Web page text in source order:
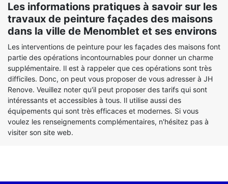
Les informations pratiques à savoir sur les
travaux de peinture façades des maisons
dans la ville de Menomblet et ses environs
Les interventions de peinture pour les façades des maisons font
partie des opérations incontournables pour donner un charme
supplémentaire. Il est à rappeler que ces opérations sont très
difficiles. Donc, on peut vous proposer de vous adresser à JH
Renove. Veuillez noter qu'il peut proposer des tarifs qui sont
intéressants et accessibles à tous. Il utilise aussi des
équipements qui sont très efficaces et modernes. Si vous
voulez les renseignements complémentaires, n'hésitez pas à
visiter son site web.